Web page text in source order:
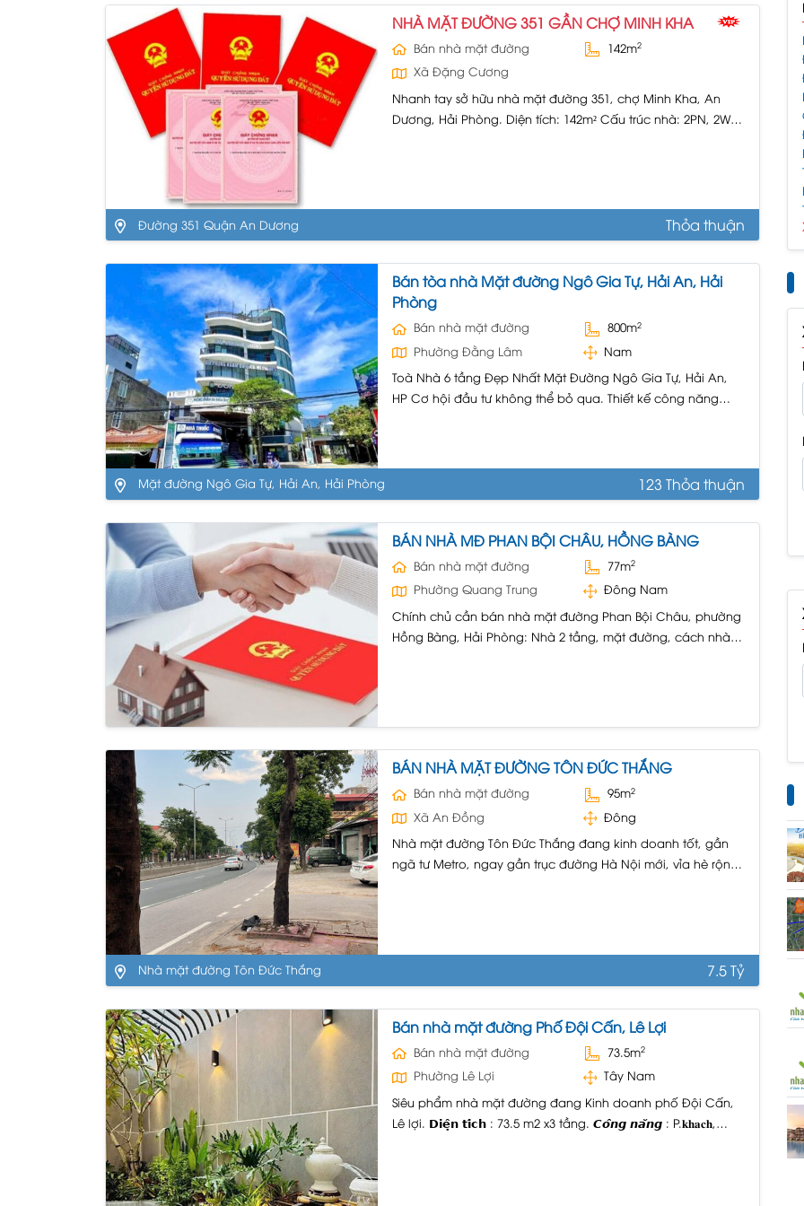
NHÀ MẶT ĐƯỜNG 351 GẦN CHỢ MINH KHA
Bán nhà mặt đường 142m2
Xã Đặng Cương
Nhanh tay sở hữu nhà mặt đường 351, chợ Minh Kha, An
Dương, Hải Phòng. Diện tích: 142m² Cấu trúc nhà: 2PN, 2WC,
Đường 351 Quận An Dương Thỏa thuận
Bán tòa nhà Mặt đường Ngô Gia Tự, Hải An, Hải
Phòng
Bán nhà mặt đường 800m2
Phường Đằng Lâm
Nam
Toà Nhà 6 tầng Đẹp Nhất Mặt Đường Ngô Gia Tự, Hải An,
HP Cơ hội đầu tư không thể bỏ qua. Thiết kế công năng
Mặt đường Ngô Gia Tự, Hải An, Hải Phòng
123 Thỏa thuận
BÁN NHÀ MĐ PHAN BỘI CHÂU, HỒNG BÀNG
Bán nhà mặt đường 77m2
Phường Quang Trung
Đông Nam
Chính chủ cần bán nhà mặt đường Phan Bội Châu, phường
Hồng Bàng, Hải Phòng: Nhà 2 tầng, mặt đường, cách nhà
BÁN NHÀ MẶT ĐƯỜNG TÔN ĐỨC THẮNG
Bán nhà mặt đường 95m2
Xã An Đồng
Đông
Nhà mặt đường Tôn Đức Thắng đang kinh doanh tốt, gần
ngã tư Metro, ngay gần trục đường Hà Nội mới, vỉa hè rộng
Nhà mặt đường Tôn Đức Thắng 7.5 Tỷ
Bán nhà mặt đường Phố Đội Cấn, Lê Lợi
Bán nhà mặt đường 73.5m2
Phường Lê Lợi
Tây Nam
Siêu phẩm nhà mặt đường đang Kinh doanh phố Đội Cấn,
Lê lợi. 𝗗𝗶𝗲̣̂𝗻 𝘁𝗶́𝗰𝗵 : 73.5 m2 x3 tầng. 𝘾𝙤̂𝙣𝙜 𝙣𝙖̆𝙣𝙜 : P.𝐤𝐡𝐚𝐜𝐡,